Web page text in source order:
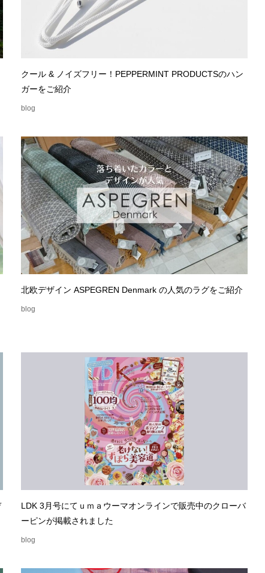
クール & ノイズフリー！PEPPERMINT PRODUCTSのハン
ガーをご紹介
blog
北欧デザイン ASPEGREN Denmark の人気のラグをご紹介
blog
LDK 3月号にてｕｍａウーマオンラインで販売中のクローバ
ーピンが掲載されました
blog